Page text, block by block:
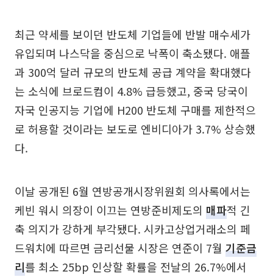
최근 약세를 보이던 반도체 기업들에 반발 매수세가
유입되며 나스닥을 중심으로 낙폭이 축소됐다. 애플
과 300억 달러 규모의 반도체 공급 계약을 확대했다
는 소식에 브로드컴이 4.8% 급등했고, 중국 당국이
자국 인공지능 기업에 H200 반도체 구매를 제한적으
로 허용할 것이라는 보도로 엔비디아가 3.7% 상승했
다.
이날 공개된 6월 연방공개시장위원회 의사록에서는
케빈 워시 의장이 이끄는 연방준비제도의 매파적 긴
축 의지가 강하게 부각됐다. 시카고상업거래소의 페
드워치에 따르면 금리선물 시장은 연준이 7월 기준금
리를 최소 25bp 인상할 확률을 전날의 26.7%에서